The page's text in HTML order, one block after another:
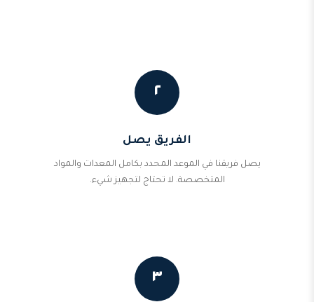
٢
الفريق يصل
يصل فريقنا في الموعد المحدد بكامل المعدات والمواد
المتخصصة. لا تحتاج لتجهيز شيء.
٣